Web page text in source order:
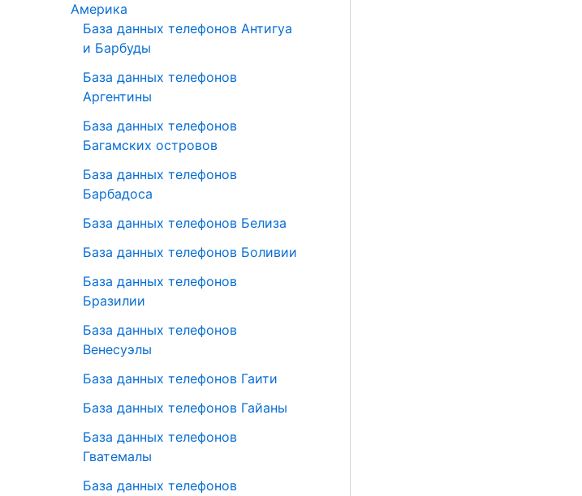
Америка
База данных телефонов Антигуа
и Барбуды
База данных телефонов
Аргентины
База данных телефонов
Багамских островов
База данных телефонов
Барбадоса
База данных телефонов Белиза
База данных телефонов Боливии
База данных телефонов
Бразилии
База данных телефонов
Венесуэлы
База данных телефонов Гаити
База данных телефонов Гайаны
База данных телефонов
Гватемалы
База данных телефонов